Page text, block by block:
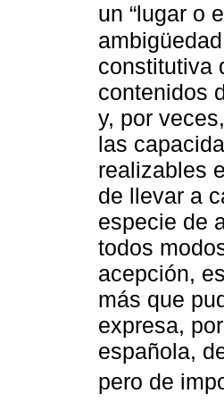
un “lugar o
constitutiva
contenidos
y, por
las
realizables
de llevar a
especie de
todos
acepción,
más que
expresa,
española,
pero de